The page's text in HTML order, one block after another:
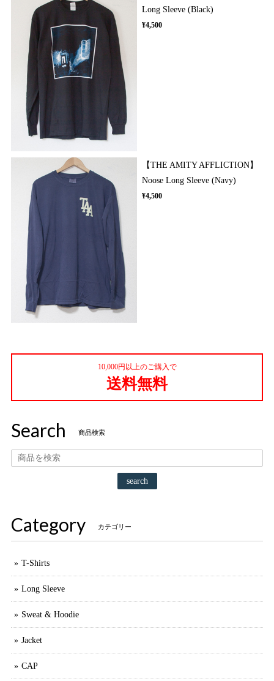
Long Sleeve (Black)
¥4,500
【THE AMITY AFFLICTION】
Noose Long Sleeve (Navy)
¥4,500
10,000円以上のご購入で
送料無料
Search 商品検索
search
Category カテゴリー
T-Shirts
Long Sleeve
Sweat & Hoodie
Jacket
CAP